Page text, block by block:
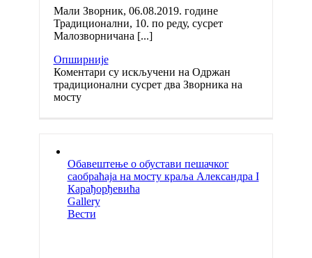
Мали Зворник, 06.08.2019. године
Традиционални, 10. по реду, сусрет
Малозворничана [...]
Опширније
Коментари су искључени на Одржан
традиционални сусрет два Зворника на
мосту
Обавештење о обустави пешачког
саобраћаја на мосту краља Александра I
Карађорђевића
Gallery
Вести